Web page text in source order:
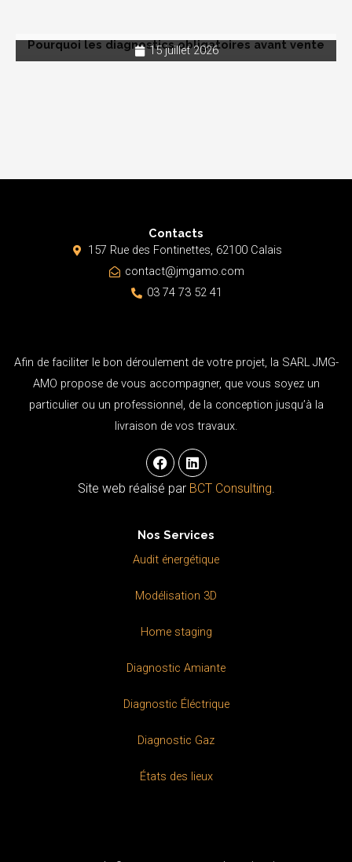
Pourquoi les diagnostics obligatoires avant vente
15 juillet 2026
Contacts
157 Rue des Fontinettes, 62100 Calais
contact@jmgamo.com
03 74 73 52 41
Afin de faciliter le bon déroulement de votre projet, la SARL JMG-
AMO propose de vous accompagner, que vous soyez un
particulier ou un professionnel, de la conception jusqu’à la
livraison de vos travaux.
F
a
c
e
o
k
L
i
n
k
i
n
Site web réalisé par BCT Consulting.
Nos Services
Audit énergétique
Modélisation 3D
Home staging
Diagnostic Amiante
Diagnostic Éléctrique
Diagnostic Gaz
États des lieux